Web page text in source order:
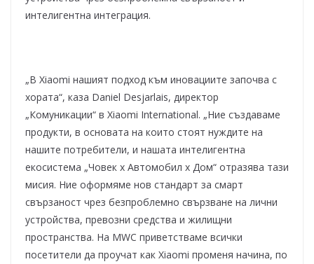
интелигентна интеграция.
„В Xiaomi нашият подход към иновациите започва с
хората“, каза Daniel Desjarlais, директор
„Комуникации“ в Xiaomi International. „Ние създаваме
продукти, в основата на които стоят нуждите на
нашите потребители, и нашата интелигентна
екосистема „Човек x Aвтомобил x Дом“ отразява тази
мисия. Ние оформяме нов стандарт за смарт
свързаност чрез безпроблемно свързване на лични
устройства, превозни средства и жилищни
пространства. На MWC приветстваме всички
посетители да проучат как Xiaomi променя начина, по